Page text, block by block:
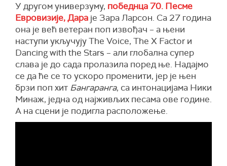
У другом универзуму, победнца 70. Песме
Евровизије, Дара је Зара Ларсон. Са 27 година
она је већ ветеран поп извођач – а њени
наступи укључују The Voice, The X Factor и
Dancing with the Stars – али глобална супер
слава је до сада пролазила поред ње. Надајмо
се да ће се то ускоро променити, јер је њен
брзи поп хит Бангаранга, са интонацијама Ники
Минаж, једна од најживљих песама ове године.
А на сцени је подигла расположење.